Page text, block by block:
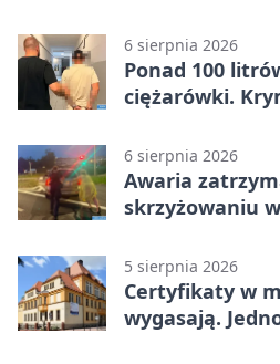
6 sierpnia 2026
Ponad 100
ciężarówki.
6 sierpnia 2026
Awaria
skrzyżowaniu
5 sierpnia 2026
Certyfikaty w
wygasają.